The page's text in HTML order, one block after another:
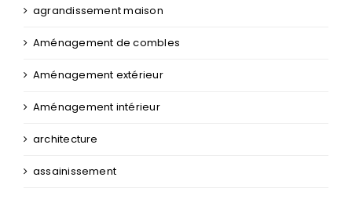
agrandissement maison
Aménagement de combles
Aménagement extérieur
Aménagement intérieur
architecture
assainissement